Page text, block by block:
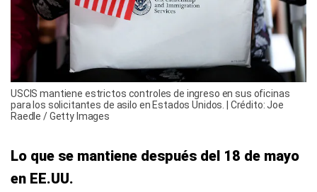
USCIS mantiene estrictos controles de ingreso en sus oficinas
para los solicitantes de asilo en Estados Unidos. | Crédito: Joe
Raedle / Getty Images
Lo que se mantiene después del 18 de mayo
en EE.UU.